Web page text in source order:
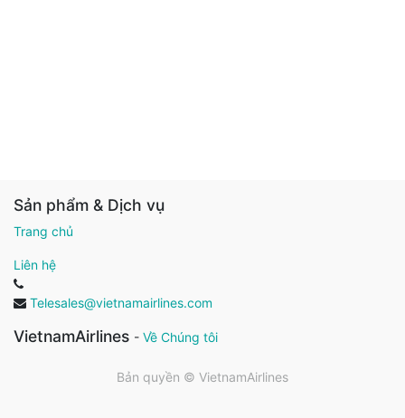
Sản phẩm & Dịch vụ
Trang chủ
Liên hệ
Telesales@vietnamairlines.com
VietnamAirlines - Về Chúng tôi
Bản quyền © VietnamAirlines